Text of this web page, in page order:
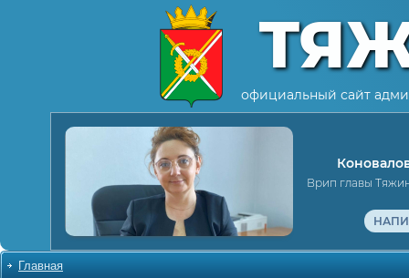
официальный сайт
Врип главы
Главная